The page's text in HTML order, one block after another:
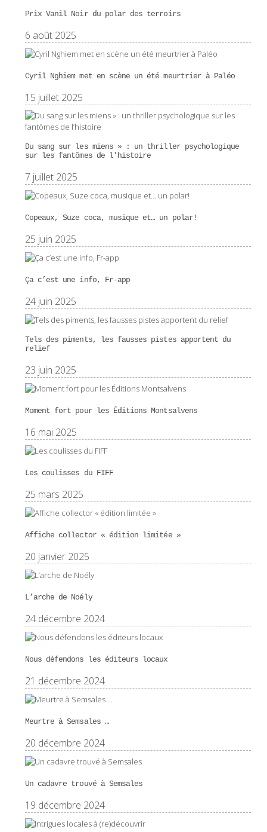
Prix Vanil Noir du polar des terroirs
6 août 2025
Cyril Nghiem met en scène un été meurtrier à Paléo
15 juillet 2025
Du sang sur les miens » : un thriller psychologique
sur les fantômes de l’histoire
7 juillet 2025
Copeaux, Suze coca, musique et… un polar!
25 juin 2025
Ça c’est une info, Fr-app
24 juin 2025
Tels des piments, les fausses pistes apportent du
relief
23 juin 2025
Moment fort pour les Éditions Montsalvens
16 mai 2025
Les coulisses du FIFF
25 mars 2025
Affiche collector « édition limitée »
20 janvier 2025
L’arche de Noély
24 décembre 2024
Nous défendons les éditeurs locaux
21 décembre 2024
Meurtre à Semsales …
20 décembre 2024
Un cadavre trouvé à Semsales
19 décembre 2024